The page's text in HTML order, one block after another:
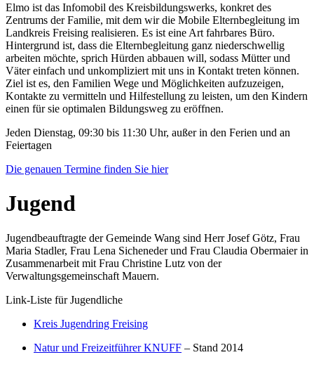
Elmo ist das Infomobil des Kreisbildungswerks, konkret des
Zentrums der Familie, mit dem wir die Mobile Elternbegleitung im
Landkreis Freising realisieren. Es ist eine Art fahrbares Büro.
Hintergrund ist, dass die Elternbegleitung ganz niederschwellig
arbeiten möchte, sprich Hürden abbauen will, sodass Mütter und
Väter einfach und unkompliziert mit uns in Kontakt treten können.
Ziel ist es, den Familien Wege und Möglichkeiten aufzuzeigen,
Kontakte zu vermitteln und Hilfestellung zu leisten, um den Kindern
einen für sie optimalen Bildungsweg zu eröffnen.
Jeden Dienstag, 09:30 bis 11:30 Uhr, außer in den Ferien und an
Feiertagen
Die genauen Termine finden Sie hier
Jugend
Jugendbeauftragte der Gemeinde Wang sind Herr Josef Götz, Frau
Maria Stadler, Frau Lena Sicheneder und Frau Claudia Obermaier in
Zusammenarbeit mit Frau Christine Lutz von der
Verwaltungsgemeinschaft Mauern.
Link-Liste für Jugendliche
Kreis Jugendring Freising
Natur und Freizeitführer KNUFF – Stand 2014